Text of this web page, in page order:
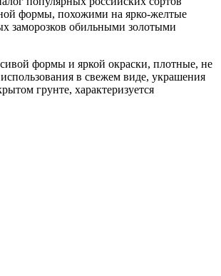
формы, похожими на ярко-желтые
заморозков обильными золотыми
формы и яркой окраски, плотные, не
в свежем виде, украшения
грунте, характеризуется